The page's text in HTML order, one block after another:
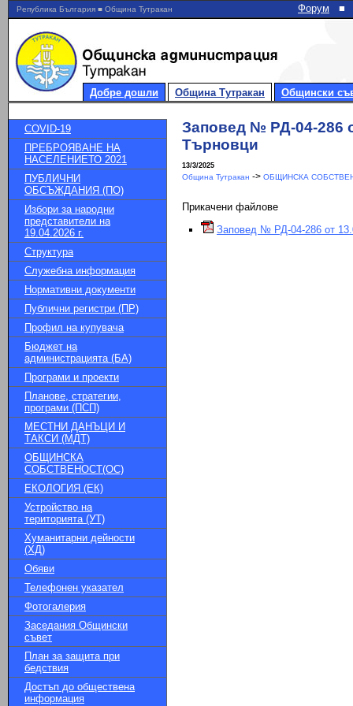
Република България ■ Община Тутракан Форум ■
Добре дошли Община Тутракан Общински
COVID-19
ПРЕБРОЯВАНЕ НА
НАСЕЛЕНИЕТО 2021
ПУБЛИЧНИ
ОБСЪЖДАНИЯ (ПО)
Избори за народни
представители на
19.04.2026 г.
Структура
Служебна информация
Нормативни документи
Публични регистри (ПР)
Профил на купувача
Бюджет на
администрацията (БА)
Програми и проекти
Планове, стратегии,
програми (ПСП)
МЕСТНИ ДАНЪЦИ И
ТАКСИ (МДТ)
ОБЩИНСКА
СОБСТВЕНОСТ(ОС)
ЕКОЛОГИЯ (ЕК)
Устройство на
територията (УТ)
Хуманитарни дейности
(ХД)
Обяви
Телефонен указател
Фотогалерия
Заседания Общински
съвет
План за защита при
бедствия
Достъп до обществена
информация
Заповед № РД-04-286
Търновци
13/3/2025
Община Тутракан -> ОБЩИНСКА
Прикачени файлове
Заповед № РД-04-286 от